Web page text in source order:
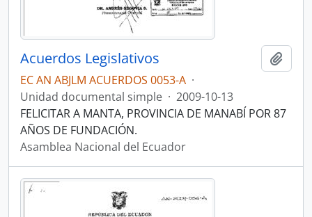
Acuerdos Legislativos
EC AN ABJLM ACUERDOS 0053-A ·
Unidad documental simple · 2009-10-13
FELICITAR A MANTA, PROVINCIA DE MANABÍ POR 87
AÑOS DE FUNDACIÓN.
Asamblea Nacional del Ecuador